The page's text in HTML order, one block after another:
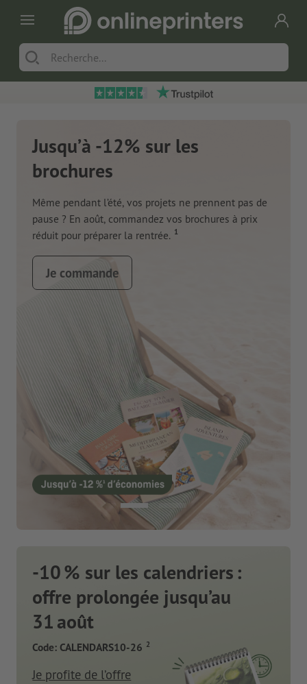
Jusqu’à -12% sur les
brochures
Même pendant l’été, vos projets ne prennent pas de
pause ? En août, commandez vos brochures à prix
réduit pour préparer la rentrée. 1
Je commande
-10 % sur les calendriers :
offre prolongée jusqu’au
31 août
Code: CALENDARS10-26 2
Je profite de l’offre